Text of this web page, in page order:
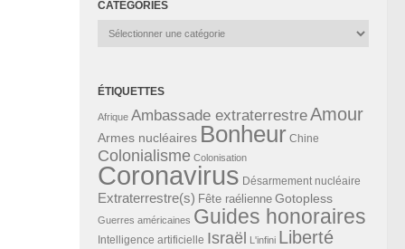
CATÉGORIES
Catégories
ÉTIQUETTES
Afrique Ambassade extraterrestreAmour
Armes nucléaires Bonheur Chine
Colonialisme Colonisation
Coronavirus Désarmement nucléaire
Extraterrestre(s) Fête raélienne Gotopless
Guerres américaines Guides honoraires
Intelligence artificielle Israël L'infini Liberté